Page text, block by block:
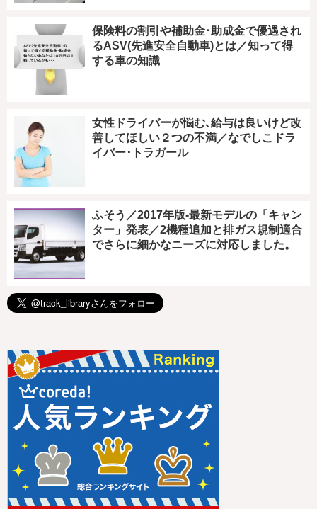
保険料の割引や補助金･助成金で優遇され
るASV(先進安全自動車)とは／知って得
する車の知識
女性ドライバーが悩む､給与は良いけど改
善してほしい２つの不満／なでしこドラ
イバー･トラガール
ふそう／2017年版-最新モデルの「キャン
ター」発表／2機種追加と排ガス規制適合
でさらに細かなニーズに対応しました。